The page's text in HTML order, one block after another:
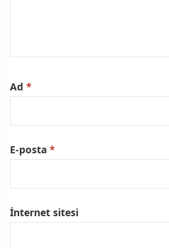
Ad*
E-posta*
İnternet sitesi